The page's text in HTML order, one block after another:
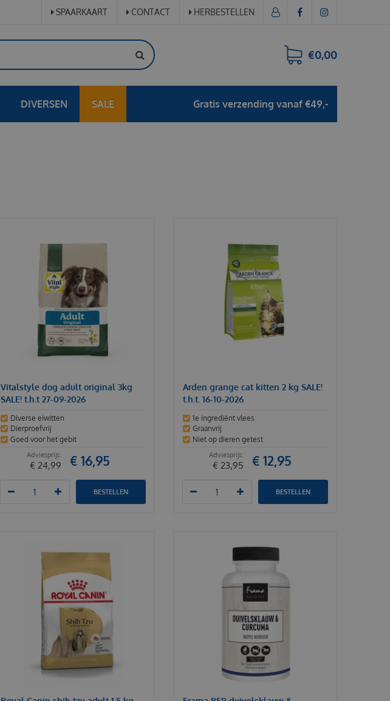
SPAARKAART CONTACT HERBESTELLEN
€0,00
DIVERSEN SALE Gratis verzending vanaf €49,-
Vitalstyle dog adult original 3kg
SALE! t.h.t 27-09-2026
Diverse eiwitten
Dierproefvrij
Goed voor het gebit
€ 24,99 € 16,95
BESTELLEN
Arden grange cat kitten 2 kg SALE!
t.h.t. 16-10-2026
1e ingrediënt vlees
Graanvrij
Niet op dieren getest
€ 23,95 € 12,95
BESTELLEN